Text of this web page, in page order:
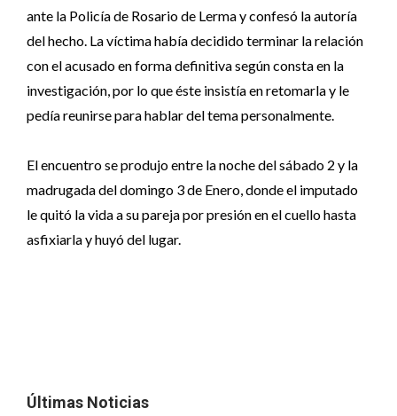
ante la Policía de Rosario de Lerma y confesó la autoría
del hecho. La víctima había decidido terminar la relación
con el acusado en forma definitiva según consta en la
investigación, por lo que éste insistía en retomarla y le
pedía reunirse para hablar del tema personalmente.
El encuentro se produjo entre la noche del sábado 2 y la
madrugada del domingo 3 de Enero, donde el imputado
le quitó la vida a su pareja por presión en el cuello hasta
asfixiarla y huyó del lugar.
Últimas Noticias